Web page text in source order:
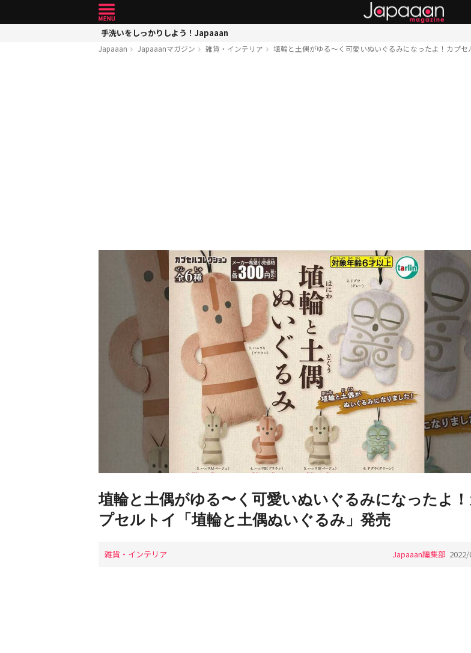
手洗いをしっかりしよう！Japaaan
Japaaan Japaaanマガジン 雑貨・インテリア 埴輪と土偶がゆる〜く可愛いぬいぐるみになったよ！カプ
埴輪と土偶がゆる〜く可愛いぬいぐるみになったよ！
プセルトイ「埴輪と土偶ぬいぐるみ」発売
雑貨・インテリア Japaaan編集部